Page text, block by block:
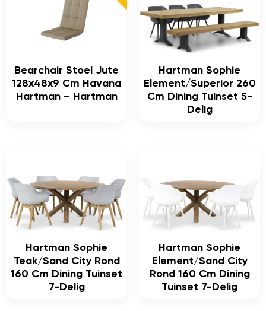
Bearchair Stoel Jute
128x48x9 Cm Havana
Hartman – Hartman
Hartman Sophie
Element/Superior 260
Cm Dining Tuinset 5-
Delig
Hartman Sophie
Teak/Sand City Rond
160 Cm Dining Tuinset
7-Delig
Hartman Sophie
Element/Sand City
Rond 160 Cm Dining
Tuinset 7-Delig